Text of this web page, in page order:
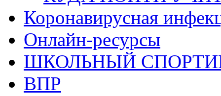
Коронавирусная
Онлайн-ресурсы
ШКОЛЬНЫЙ
ВПР